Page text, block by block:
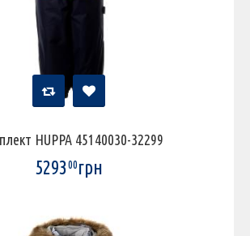
HUPPA 45140030-32299
529300грн